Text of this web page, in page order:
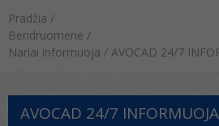
Pradžia /
Bendruomenė /
Nariai informuoja / AVOCAD 24/7
AVOCAD 24/7